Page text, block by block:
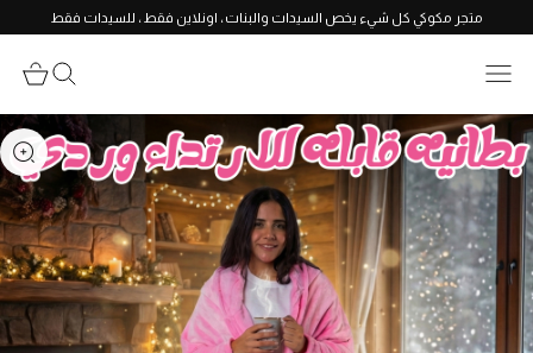
متجر مكوكي كل شيء يخص السيدات والبنات ، اونلاين فقط ، للسيدات فقط